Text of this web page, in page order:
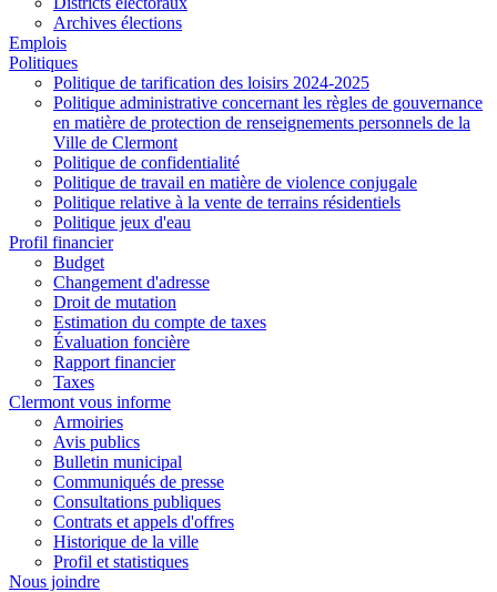
Archives élections
Emplois
Politiques
Politique de tarification des loisirs 2024-2025
Politique administrative concernant les règles de gouvernance
en matière de protection de renseignements personnels de la
Ville de Clermont
Politique de confidentialité
Politique de travail en matière de violence conjugale
Politique relative à la vente de terrains résidentiels
Politique jeux d'eau
Profil financier
Budget
Changement d'adresse
Droit de mutation
Estimation du compte de taxes
Évaluation foncière
Rapport financier
Taxes
Clermont vous informe
Armoiries
Avis publics
Bulletin municipal
Communiqués de presse
Consultations publiques
Contrats et appels d'offres
Historique de la ville
Profil et statistiques
Nous joindre